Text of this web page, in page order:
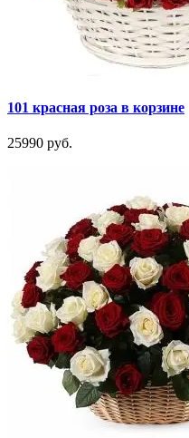
101 красная роза в корзине
25990 руб.